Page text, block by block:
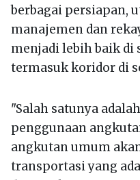
berbagai persiapan,
manajemen dan
menjadi lebih baik di
termasuk koridor di
"Salah satunya
penggunaan
angkutan umum
transportasi yang